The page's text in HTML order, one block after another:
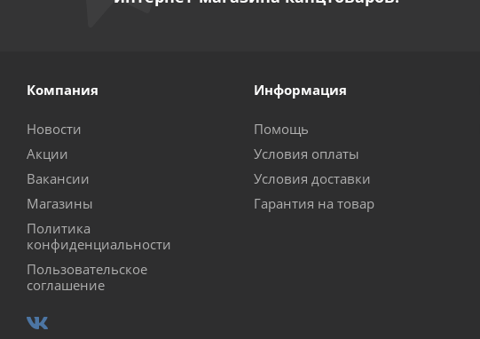
Компания
Новости
Акции
Вакансии
Магазины
Политика
конфиденциальности
Пользовательское
соглашение
Информация
Помощь
Условия оплаты
Условия доставки
Гарантия на товар